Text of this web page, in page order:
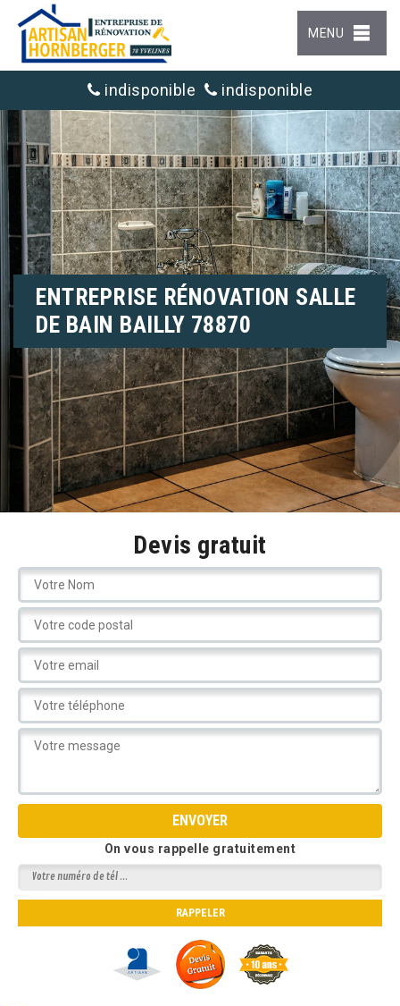
MENU
indisponible indisponible
ENTREPRISE RÉNOVATION SALLE
DE BAIN BAILLY 78870
Devis gratuit
On vous rappelle gratuitement